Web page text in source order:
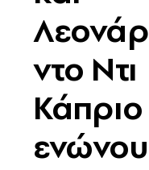
Λεονάρ
ντο Ντι
Κάπριο
ενώνου